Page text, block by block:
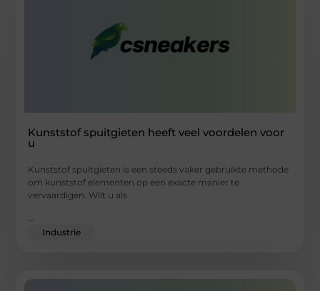
Kunststof spuitgieten heeft veel voordelen voor
u
Kunststof spuitgieten is een steeds vaker gebruikte methode
om kunststof elementen op een exacte manier te
vervaardigen. Wilt u als
...
Industrie